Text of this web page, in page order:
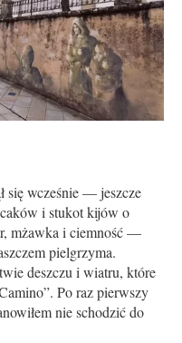
się wcześnie — jeszcze
i stukot kijów o
mżawka i ciemność —
pielgrzyma.
deszczu i wiatru, które
Po raz pierwszy
nie schodzić do